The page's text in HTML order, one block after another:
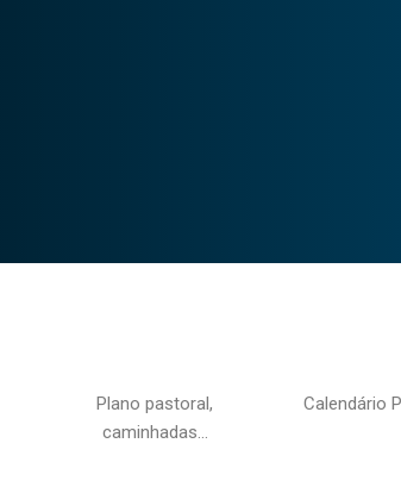
Plano pastoral,
caminhadas…
Calendário